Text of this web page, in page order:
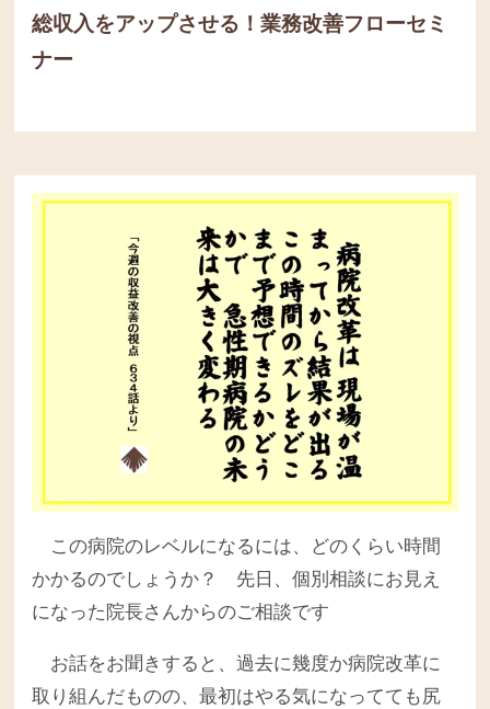
総収入をアップさせる！業務改善フローセミ
ナー
この病院のレベルになるには、どのくらい時間
かかるのでしょうか？ 先日、個別相談にお見え
になった院長さんからのご相談です
お話をお聞きすると、過去に幾度か病院改革に
取り組んだものの、最初はやる気になってても尻